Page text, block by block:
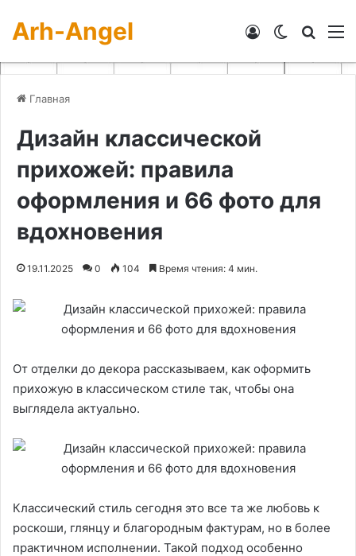
Arh-Angel Switch skin
Войти
Главная
Дизайн классической
прихожей: правила
оформления и 66 фото для
вдохновения
19.11.2025 0 104 Время чтения: 4 мин.
От отделки до декора рассказываем, как оформить
прихожую в классическом стиле так, чтобы она
выглядела актуально.
Классический стиль сегодня это все та же любовь к
роскоши, глянцу и благородным фактурам, но в более
практичном исполнении. Такой подход особенно